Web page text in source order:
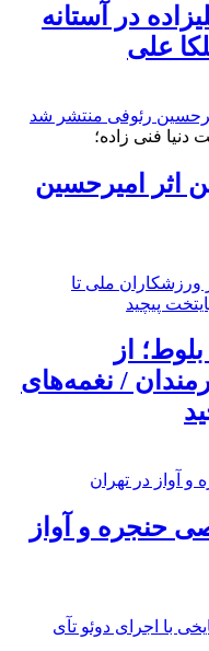
در آستانه
علی
فنی زاده؛
اثر امیرحسین
از
/ نغمه‌های
حنجره و آواز